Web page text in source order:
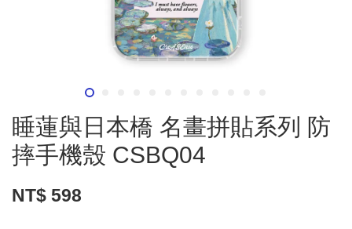
睡蓮與日本橋 名畫拼貼系列 防
摔手機殼 CSBQ04
NT$ 598